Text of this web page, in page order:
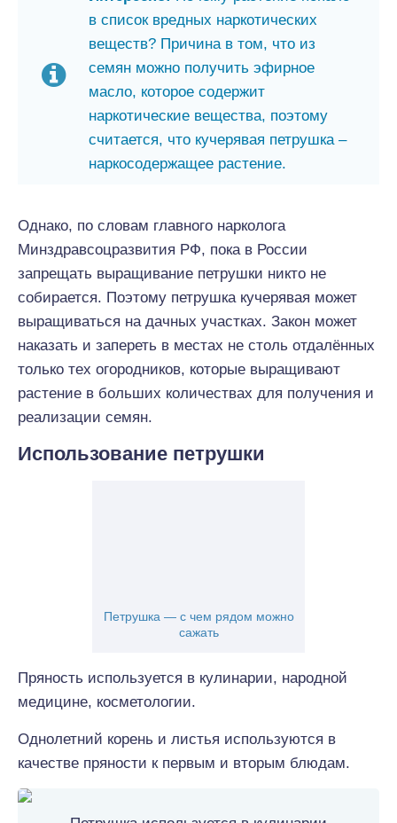
в список вредных наркотических
веществ? Причина в том, что из
семян можно получить эфирное
масло, которое содержит
наркотические вещества, поэтому
считается, что кучерявая петрушка –
наркосодержащее растение.
Однако, по словам главного нарколога
Минздравсоцразвития РФ, пока в России
запрещать выращивание петрушки никто не
собирается. Поэтому петрушка кучерявая может
выращиваться на дачных участках. Закон может
наказать и запереть в местах не столь отдалённых
только тех огородников, которые выращивают
растение в больших количествах для получения и
реализации семян.
Использование петрушки
Петрушка — с чем рядом можно
сажать
Пряность используется в кулинарии, народной
медицине, косметологии.
Однолетний корень и листья используются в
качестве пряности к первым и вторым блюдам.